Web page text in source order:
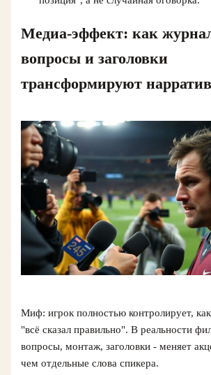
Медиа-эффект: как
вопросы и заголовки
трансформируют нарратив
Миф: игрок полностью контролирует,
"всё сказал правильно". В реальности
вопросы, монтаж, заголовки - меняет
чем отдельные слова спикера.